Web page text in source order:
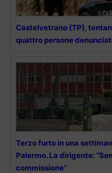
Castelvetrano (TP),
quattro persone
Terzo furto in una
Palermo. La dirigente:
commissione”